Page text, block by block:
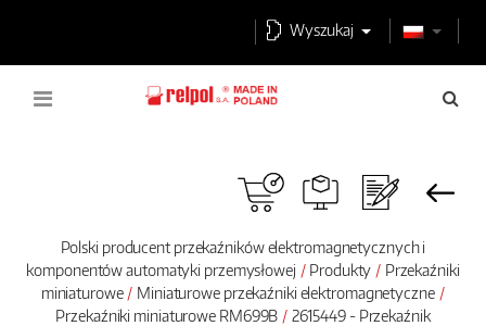
Wyszukaj
Polski producent przekaźników elektromagnetycznych i
komponentów automatyki przemysłowej
Produkty
Przekaźniki
miniaturowe
Miniaturowe przekaźniki elektromagnetyczne
Przekaźniki miniaturowe RM699B
2615449 - Przekaźnik